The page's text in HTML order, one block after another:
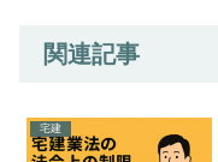
関連記事
宅建